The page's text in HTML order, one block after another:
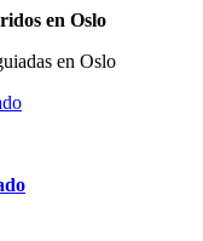
en Oslo
en Oslo